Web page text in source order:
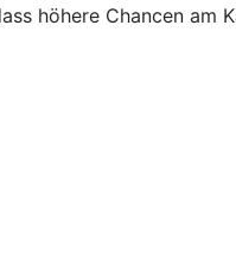
höhere Chancen